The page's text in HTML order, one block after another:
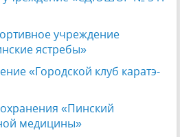
учреждение
ястребы»
«Городской клуб каратэ-
«Пинский
медицины»